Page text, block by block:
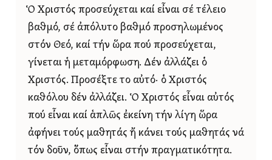
Ὁ Χριστός προσεύχεται καί εἶναι σέ τέλειο
βαθμό, σέ ἀπόλυτο βαθμό προσηλωμένος
στόν Θεό, καί τήν ὥρα πού προσεύχεται,
γίνεται ἡ μεταμόρφωση. Δέν ἀλλάζει ὁ
Χριστός. Προσέξτε το αὐτό· ὁ Χριστός
καθόλου δέν ἀλλάζει. Ὁ Χριστός εἶναι αὐτός
πού εἶναι καί ἁπλῶς ἐκείνη τήν λίγη ὥρα
ἀφήνει τούς μαθητάς ἤ κάνει τούς μαθητάς νά
τόν δοῦν, ὅπως εἶναι στήν πραγματικότητα.